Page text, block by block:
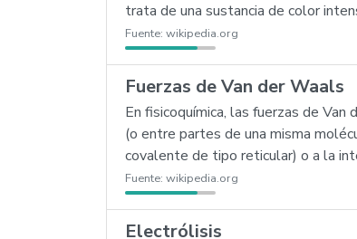
trata de una sustancia de color
Fuente: wikipedia.org
Fuerzas de Van der Waals
En fisicoquímica, las fuerzas de
(o entre partes de una misma
covalente de tipo reticular) o a la
Fuente: wikipedia.org
Electrólisis